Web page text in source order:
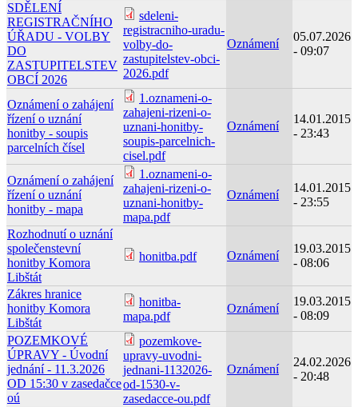
SDĚLENÍ
REGISTRAČNÍHO
ÚŘADU - VOLBY
DO
ZASTUPITELSTEV
OBCÍ 2026
sdeleni-
registracniho-uradu-
volby-do-
zastupitelstev-obci-
2026.pdf
Oznámení
05.07.2026
- 09:07
Oznámení o zahájení
řízení o uznání
honitby - soupis
parcelních čísel
1.oznameni-o-
zahajeni-rizeni-o-
uznani-honitby-
soupis-parcelnich-
cisel.pdf
Oznámení
14.01.2015
- 23:43
Oznámení o zahájení
řízení o uznání
honitby - mapa
1.oznameni-o-
zahajeni-rizeni-o-
uznani-honitby-
mapa.pdf
Oznámení
14.01.2015
- 23:55
Rozhodnutí o uznání
společenstevní
honitby Komora
Libštát
honitba.pdf Oznámení
19.03.2015
- 08:06
Zákres hranice
honitby Komora
Libštát
honitba-
mapa.pdf
Oznámení
19.03.2015
- 08:09
POZEMKOVÉ
ÚPRAVY - Úvodní
jednání - 11.3.2026
OD 15:30 v zasedačce
oú
pozemkove-
upravy-uvodni-
jednani-1132026-
od-1530-v-
zasedacce-ou.pdf
Oznámení
24.02.2026
- 20:48